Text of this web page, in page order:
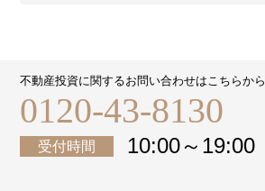
不動産投資に関するお問い合わせはこちらから
0120-43-8130
受付時間 10:00～19:00